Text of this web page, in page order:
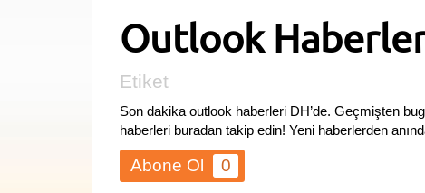
Fiyatları
Outlook
Etiket
Son dakika outlook haberleri DH’de. Geçmişten
haberleri buradan takip edin! Yeni haberlerden
0